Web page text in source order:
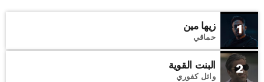
1 زيها مين
حماقي
2 البنت القوية
وائل كفوري